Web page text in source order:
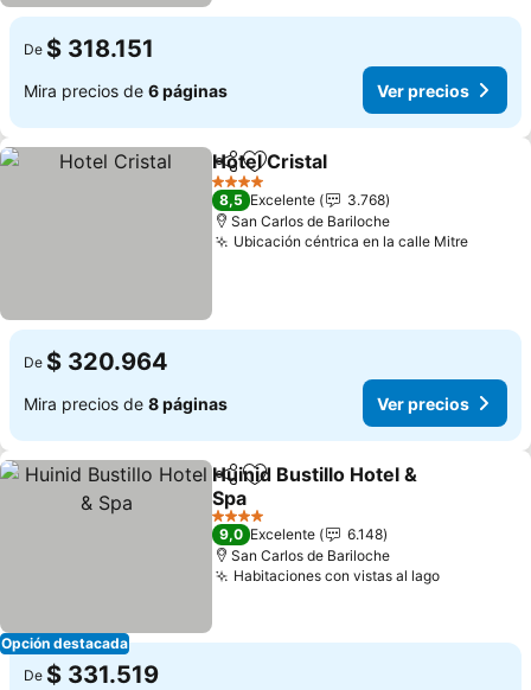
De $ 318.151
Mira precios de 6 páginas Ver precios
CompartirAgregar a favoritos
Hotel Cristal
4 Estrellas
8,5 Excelente
3.768
San Carlos de Bariloche
Ubicación céntrica en la calle Mitre
De $ 320.964
Mira precios de 8 páginas Ver precios
Opción destacada
CompartirAgregar a favoritos
Huinid Bustillo Hotel &
Spa
4 Estrellas
9,0 Excelente
6.148
San Carlos de Bariloche
Habitaciones con vistas al lago
De $ 331.519